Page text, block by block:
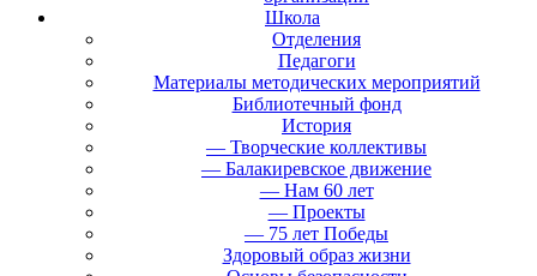
Школа
Отделения
Педагоги
Материалы методических мероприятий
Библиотечный фонд
История
— Творческие коллективы
— Балакиревское движение
— Нам 60 лет
— Проекты
— 75 лет Победы
Здоровый образ жизни